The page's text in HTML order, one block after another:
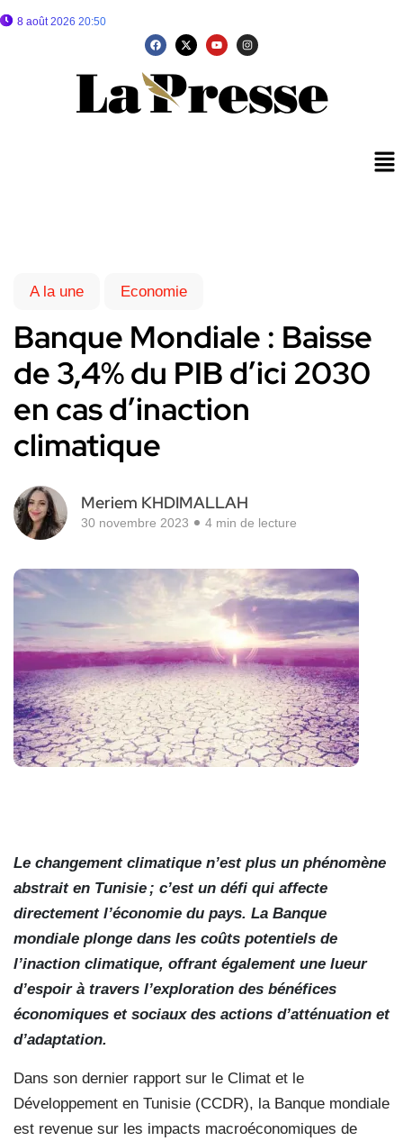
8 août 2026 20:50
A la une Economie
Banque Mondiale : Baisse
de 3,4% du PIB d’ici 2030
en cas d’inaction
climatique
Meriem KHDIMALLAH
30 novembre 2023 4 min de lecture
Le changement climatique n’est plus un phénomène
abstrait en Tunisie ; c’est un défi qui affecte
directement l’économie du pays. La Banque
mondiale plonge dans les coûts potentiels de
l’inaction climatique, offrant également une lueur
d’espoir à travers l’exploration des bénéfices
économiques et sociaux des actions d’atténuation et
d’adaptation.
Dans son dernier rapport sur le Climat et le
Développement en Tunisie (CCDR), la Banque mondiale
est revenue sur les impacts macroéconomiques de